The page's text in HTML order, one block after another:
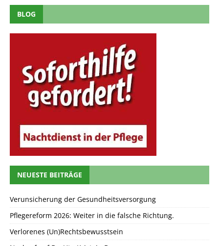
BLOG
NEUESTE BEITRÄGE
Verunsicherung der Gesundheitsversorgung
Pflegereform 2026: Weiter in die falsche Richtung.
Verlorenes (Un)Rechtsbewusstsein